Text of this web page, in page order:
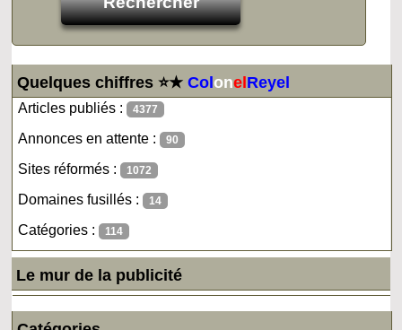
Quelques chiffres ⭐★ColonelReyel
Articles publiés : 4377
Annonces en attente : 90
Sites réformés : 1072
Domaines fusillés : 14
Catégories : 114
Le mur de la publicité